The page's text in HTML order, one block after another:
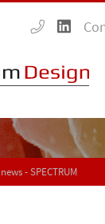
- SPECTRUM